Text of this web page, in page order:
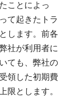
ことによっ
て起きたトラ
します。前各
社が利用者に
ても、弊社の
領した初期費
限とします。